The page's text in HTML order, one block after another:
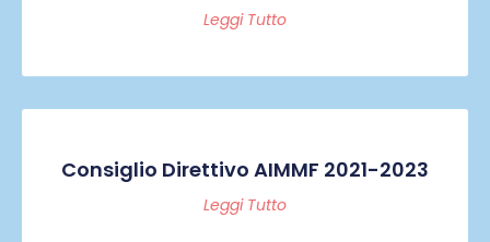
Leggi Tutto
Consiglio Direttivo AIMMF 2021-2023
Leggi Tutto